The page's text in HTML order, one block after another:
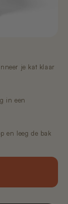
je kat klaar
in een
en leeg de bak